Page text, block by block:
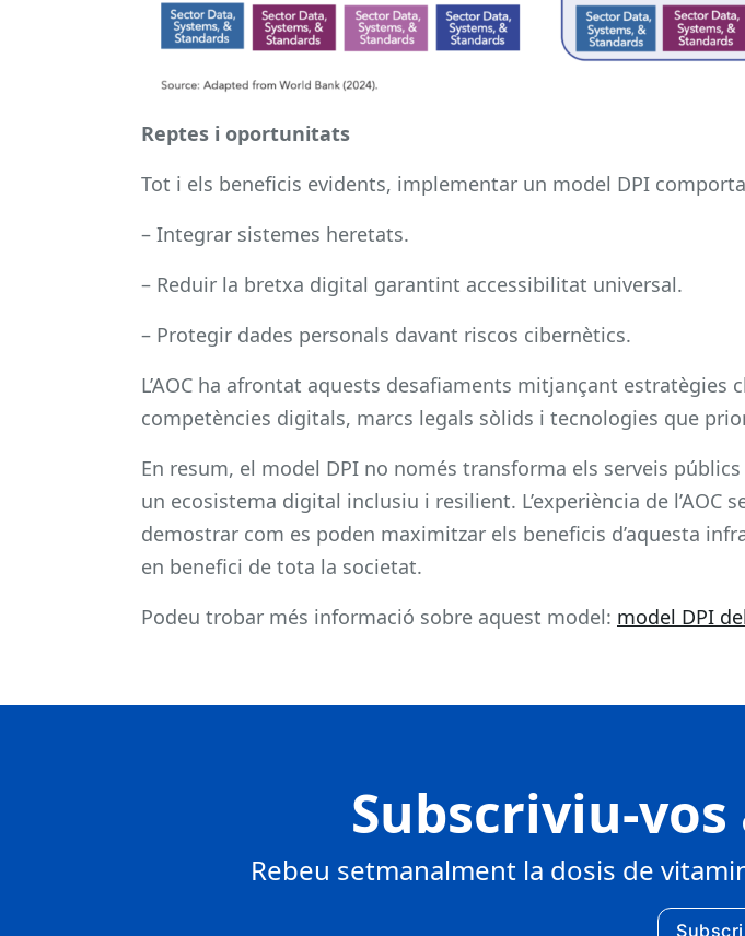
Reptes i oportunitats
Tot i els beneficis evidents, implementar un model DPI
– Integrar sistemes heretats.
– Reduir la bretxa digital garantint accessibilitat universal.
– Protegir dades personals davant riscos cibernètics.
L’AOC ha afrontat aquests desafiaments mitjançant estratègies
competències digitals, marcs legals sòlids i tecnologies que
En resum, el model DPI no només transforma els serveis
un ecosistema digital inclusiu i resilient. L’experiència de l’AOC
demostrar com es poden maximitzar els beneficis d’aquesta
en benefici de tota la societat.
Podeu trobar més informació sobre aquest model: model DPI
Subscriviu-
Rebeu setmanalment la dosis de